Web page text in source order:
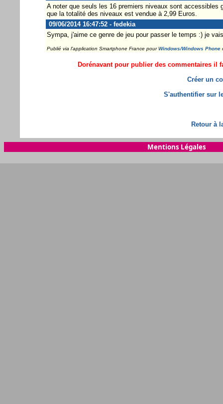
A noter que seuls les 16 premiers niveaux sont accessibles
que la totalité des niveaux est vendue à 2,99 Euros.
09/06/2014 16:47:52 - fedekia
Sympa, j'aime ce genre de jeu pour passer le temps :) je
Publié via l'application Smartphone France pourWindows/Windows Phone
Dorénavant pour publier des commentaires il
Créer un
S'authentifier sur
Retour à
Mentions Légales